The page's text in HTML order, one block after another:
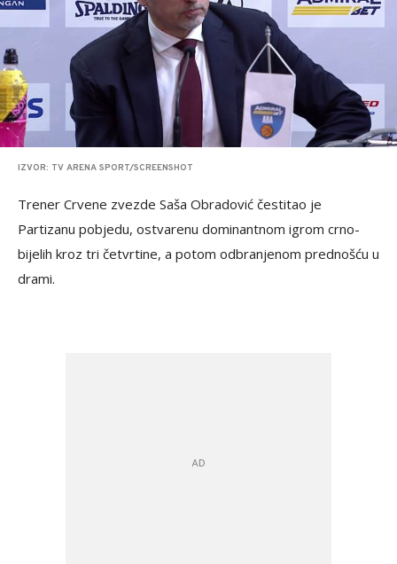
IZVOR: TV ARENA SPORT/SCREENSHOT
Trener Crvene zvezde Saša Obradović čestitao je
Partizanu pobjedu, ostvarenu dominantnom igrom crno-
bijelih kroz tri četvrtine, a potom odbranjenom prednošću u
drami.